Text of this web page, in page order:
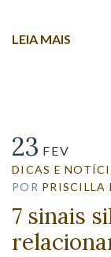
LEIA MAIS
23 FEV
DICAS E
POR PRISCILLA
7 sinais